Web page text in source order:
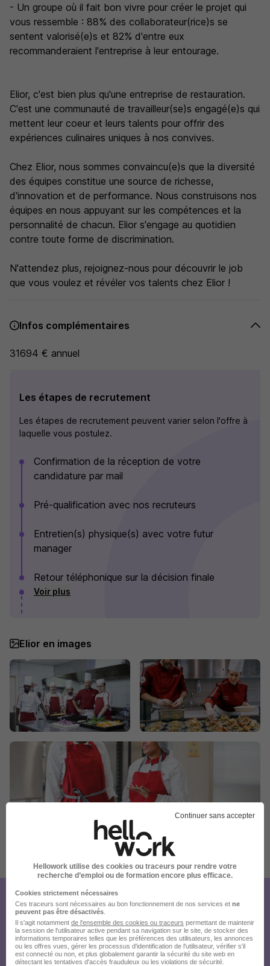
- Un groupe où il fait bon vivre pour créer le projet qui
vous ressemble : 88% des collaborateur(rice)s se
sentent valorisé(e)s et 82% d'entre eux
recommanderaient l'entreprise à leur entourage.
Elior, c'est bien plus qu'une entreprise de restauration.
C'est une communauté de travailleur(se)s engagé(e)s qui
mettent leur coeur et leurs talents pour offrir des
expériences culinaires uniques à nos convives.
Chez Elior, nous sommes convaincu(e)s que la diversité
des équipes constitue une source de richesse,
d'innovation et de performance. Nous construisons nos
équipes en nous appuyant sur les compétences et la
personnalité de chacun. Elior s'engage au quotidien
contre toute forme de discrimination.
N'attendez plus, rejoignez-nous pour découvrir le job
que vous voulez et révéler vos talents chez Elior !
Infos complémentaires
31694 € annuel
Les étapes de recrutement
Les étapes de recrutement peuvent varier selon l'offre à
laquelle vous postulez.
Confirmation de la réception de votre
candidature par mail
Pré-qualification avec nos recruteurs
Entretien(s) physique(s) avec votre futur
manager
Retour téléphonique sur la décision finale
Voir plus
Elior en images
8 de plus
Publiée le 21/07/2026 - Réf : 2026/44056-2487711
Créez votre compte Hellowork et
envoyez votre candidature !
Continuer sans accepter
Hellowork utilise des cookies ou traceurs pour rendre votre
recherche d’emploi ou de formation encore plus efficace.
Cookies strictement nécessaires
Ces traceurs sont nécessaires au bon fonctionnement de nos services et ne
peuvent pas être désactivés
Il s'agit notamment de l'ensemble des cookies ou traceurs permettant de maintenir
la session de l'utilisateur active pendant sa navigation sur le site, de stocker des
informations temporaires telles que les préférences des utilisateurs, les annonces
ou les offres vues, gérer les processus d'identification de l'utilisateur, vérifier s'il
est connecté ou non, et plus globalement garantir la sécurité du site web en
détectant les tentatives d'accès frauduleux ou les violations de sécurité.